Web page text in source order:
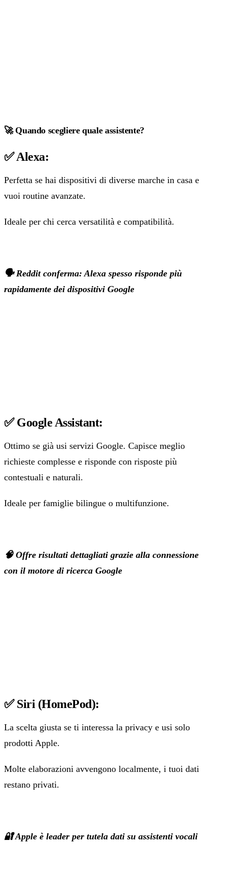
🚀 Quando scegliere quale assistente?
✅ Alexa:
Perfetta se hai dispositivi di diverse marche in casa e
vuoi routine avanzate.
Ideale per chi cerca versatilità e compatibilità.
🗣 Reddit conferma: Alexa spesso risponde più
rapidamente dei dispositivi Google
✅ Google Assistant:
Ottimo se già usi servizi Google. Capisce meglio
richieste complesse e risponde con risposte più
contestuali e naturali.
Ideale per famiglie bilingue o multifunzione.
🧠 Offre risultati dettagliati grazie alla connessione
con il motore di ricerca Google
✅ Siri (HomePod):
La scelta giusta se ti interessa la privacy e usi solo
prodotti Apple.
Molte elaborazioni avvengono localmente, i tuoi dati
restano privati.
🔐 Apple è leader per tutela dati su assistenti vocali